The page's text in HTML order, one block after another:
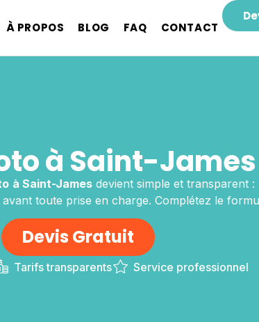
À PROPOS BLOG FAQ CONTACT
à Saint-
à Saint-James devient simple et transparent
toute prise en charge. Complétez le
Devis Gratuit
Tarifs transparents Service professionnel